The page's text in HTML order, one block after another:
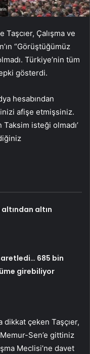
Taşcıer, Çalışma ve
“Görüştüğümüz
Türkiye’nin tüm
gösterdi.
hesabından
afişe etmişsiniz.
isteği olmadı’
altından altın
685 bin
girebiliyor
dikkat çeken Taşçıer,
Sen’e gittiniz
Meclisi’ne davet